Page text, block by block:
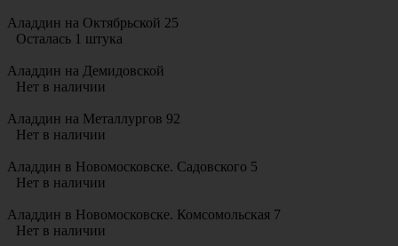
Аладдин на Октябрьской 25
Осталась 1 штука
Аладдин на Демидовской
Нет в наличии
Аладдин на Металлургов 92
Нет в наличии
Аладдин в Новомосковске. Садовского 5
Нет в наличии
Аладдин в Новомосковске. Комсомольская 7
Нет в наличии